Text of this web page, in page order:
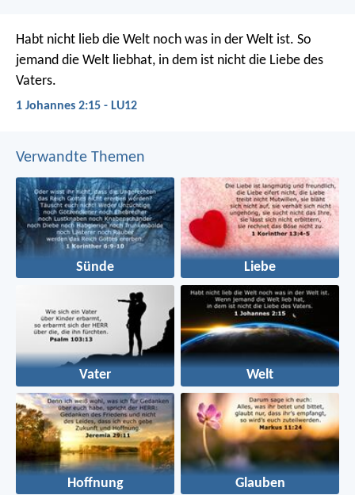
Habt nicht lieb die Welt noch was in der Welt ist. So
jemand die Welt liebhat, in dem ist nicht die Liebe des
Vaters.
1 Johannes 2:15 - LU12
Verwandte Themen
Sünde Liebe
Vater Welt
Hoffnung Glauben